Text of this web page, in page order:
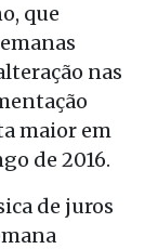
que
nas
maior em
de 2016.
de juros